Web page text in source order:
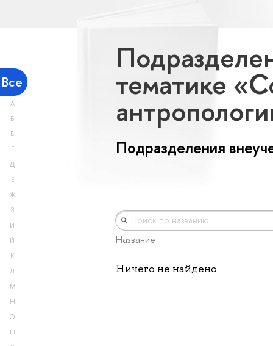
Все
А
Б
В
Г
Д
Е
Ж
З
И
Й
К
Л
М
Н
О
П
тематике
Подразделения
Название
Ничего не найдено